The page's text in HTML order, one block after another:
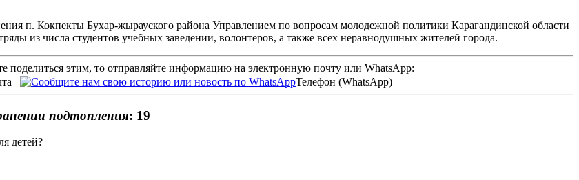
п. Кокпекты Бухар-жырауского района Управлением по вопросам молодежной политики Карагандинской области
из числа студентов учебных заведении, волонтеров, а также всех неравнодушных жителей города.
поделиться этим, то отправляйте информацию на электронную почту или WhatsApp:
Телефон (WhatsApp)
подтопления: 19
детей?